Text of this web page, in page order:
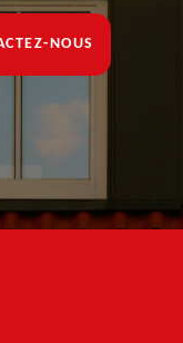
NOUS